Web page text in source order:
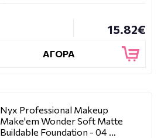
15.82€
ΑΓΟΡΑ
Nyx Professional Makeup
Make'em Wonder Soft Matte
Buildable Foundation - 04 …